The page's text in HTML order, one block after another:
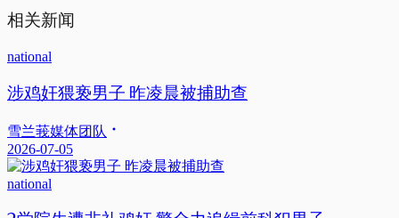
相关新闻
national
涉鸡奸猥亵男子 昨凌晨被捕助查
雪兰莪媒体团队
2026-07-05
national